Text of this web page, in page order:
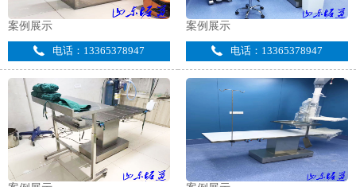
案例展示
电话：13365378947
案例展示
电话：13365378947